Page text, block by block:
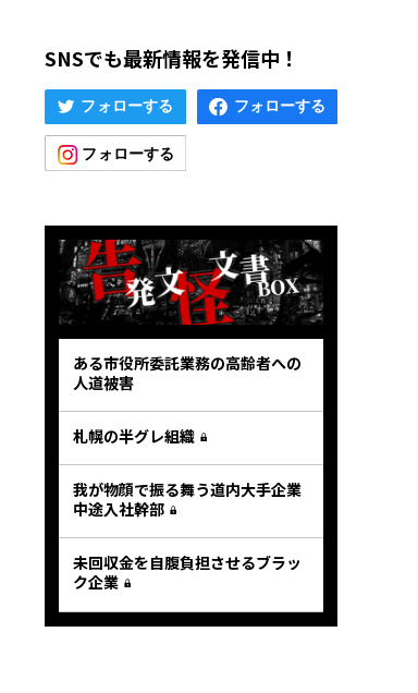
SNSでも最新情報を発信中！
ある市役所委託業務の高齢者への
人道被害
札幌の半グレ組織
我が物顔で振る舞う道内大手企業
中途入社幹部
未回収金を自腹負担させるブラッ
ク企業